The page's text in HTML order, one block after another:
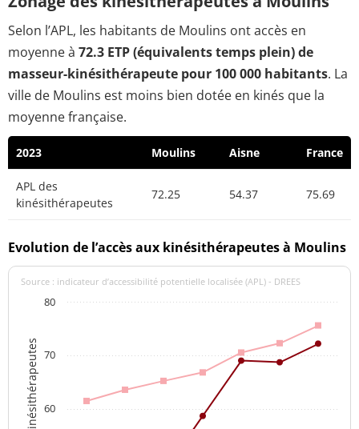
Selon l’APL, les habitants de Moulins ont accès en
moyenne à 72.3 ETP (équivalents temps plein) de
masseur-kinésithérapeute pour 100 000 habitants. La
ville de Moulins est moins bien dotée en kinés que la
moyenne française.
2023 Moulins Aisne France
APL des
kinésithérapeutes
72.25 54.37 75.69
Evolution de l’accès aux kinésithérapeutes à Moulins
Source : indicateur d’accessibilité potentielle localisée (APL) - DREES
60
70
80